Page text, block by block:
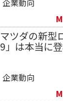
企業動向
マツダの新型
9」は本当に
企業動向